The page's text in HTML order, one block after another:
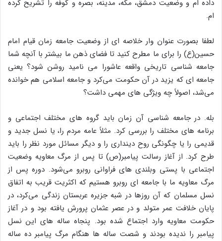
داده ام و وضعیت دمشق، مکه، مدینه، بصره و کوفه را تشریح کرده
ام.
لطفا بصورت عنوان وار خلاصه ای از وضعیت جامعه زمان قیام امام
حسین(ع) را برای ما مطرح کنید تا فضای ذهن ما بیشتر با آنچه شما
جامعه شناسی تاریخی واقعه عاشورا می نامید روشن شود؟ یعنی
جامعه ای که یزید در آن حکومت می‌کرد و جامعه اسلامی هم خوانده
می‌شد، اصولاً چه ویژگی های مهمی داشت؟
بله. در جامعه شناسی آن زمان باید گروه های مختلف اجتماعی و
برنامه های مختلف را بررسی کرد. مثلاً عامه مردم را، یا نسل جدید و
قدیمی را یا چگونگی روح دینداری را و دیگر مسائل مورد نظر را باید
طرح کرد. از آغاز رسالت پیامبر(ص) تا پس از مرگ معاویه وضعیت
اجتماعی با پستی وبلندی های فراوانی روبرو می‌شود. دوره پس از
مرگ معاویه ما با جامعه ای روبرو هستیم که اکثریت قریب به اتفاق
نسل مسلمان که آن روزها در شبه جزیره عربستان زندگی می‌کرد، در
پایان خلافت عمر متولد و در عصر عثمان پرورش یافته بود و در آغاز
حکومت معاویه وارد اجتماع شده بود. پنجاه ساله های این نسل
پیامبر را ندیده بودند و شصت ساله ها هنگام مرگ پیامبر ده ساله